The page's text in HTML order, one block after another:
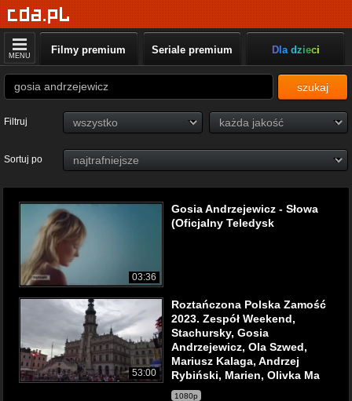
MENU Filmy premium Seriale premium Dla dzieci
szukaj
Filtruj
Sortuj po
03:36
Gosia Andrzejewicz - Słowa
(Oficjalny Teledysk
53:00
Roztańczona Polska Zamość
2023. Zespół Weekend,
Stachursky, Gosia
Andrzejewicz, Ola Szwed,
Mariusz Kalaga, Andrzej
Rybiński, Marien, Olivka Ma
1080p